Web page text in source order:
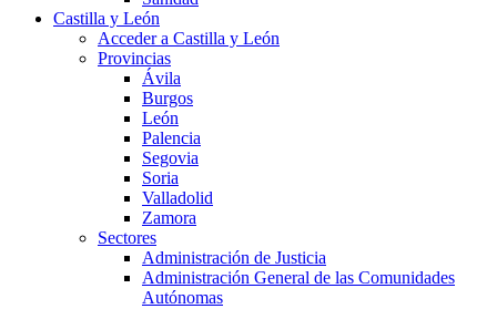
Castilla y León
Acceder a Castilla y León
Provincias
Ávila
Burgos
León
Palencia
Segovia
Soria
Valladolid
Zamora
Sectores
Administración de Justicia
Administración General de las Comunidades
Autónomas